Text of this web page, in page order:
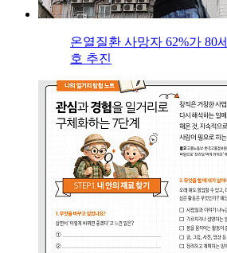
온열질환 사망자 62%가 80
호 추진